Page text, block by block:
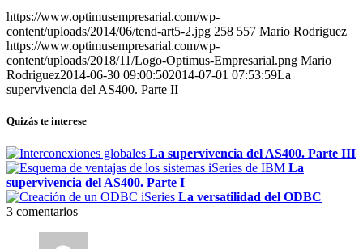
https://www.optimusempresarial.com/wp-
content/uploads/2014/06/tend-art5-2.jpg 258 557 Mario Rodriguez
https://www.optimusempresarial.com/wp-
content/uploads/2018/11/Logo-Optimus-Empresarial.png Mario
Rodriguez2014-06-30 09:00:502014-07-01 07:53:59La
supervivencia del AS400. Parte II
Quizás te interese
La supervivencia del AS400. Parte III
La
supervivencia del AS400. Parte I
La versatilidad del ODBC
3 comentarios